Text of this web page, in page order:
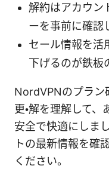
解約はアカウン
ーを事前に確認
セール情報を活
下げるのが鉄板
NordVPNのプラン
更・解を理解して
安全で快適にしま
トの最新情報を確
ください。